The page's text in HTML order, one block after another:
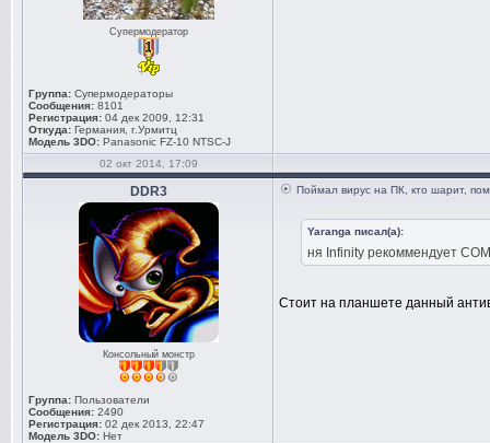
Супермодератор
Группа: Супермодераторы
Сообщения: 8101
Регистрация: 04 дек 2009, 12:31
Откуда: Германия, г.Урмитц
Модель 3DO: Panasonic FZ-10 NTSC-J
02 окт 2014, 17:09
DDR3
Консольный монстр
Группа: Пользователи
Сообщения: 2490
Регистрация: 02 дек 2013, 22:47
Модель 3DO: Нет
Поймал вирус на ПК, кто шарит,
Yaranga писал(а):
ня Infinity рекоммендует
Стоит на планшете данный